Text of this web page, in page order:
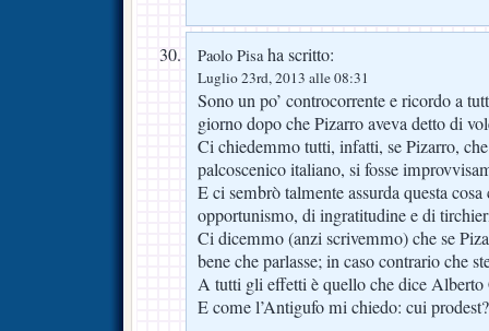
Paolo Pisaha scritto:
Luglio 23rd, 2013 alle 08:31
Sono un po’ controcorrente e ricordo a
giorno dopo che Pizarro aveva detto di
Ci chiedemmo tutti, infatti, se Pizarro,
palcoscenico italiano, si fosse
E ci sembrò talmente assurda questa
opportunismo, di ingratitudine e di
Ci dicemmo (anzi scrivemmo) che se
bene che parlasse; in caso contrario che
A tutti gli effetti è quello che dice Alberto
E come l’Antigufo mi chiedo: cui prodest?